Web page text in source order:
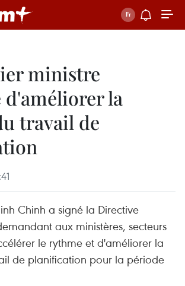
ministre
la
travail de
Chinh a signé la Directive
aux ministères, secteurs
le rythme et d'améliorer la
de planification pour la période